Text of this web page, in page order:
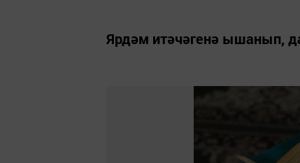
Ярдәм итәчәгенә ышанып,